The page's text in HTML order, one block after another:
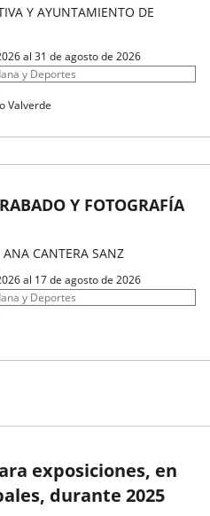
Y AYUNTAMIENTO DE
al 31 de agosto de 2026
y Deportes
Valverde
Y FOTOGRAFÍA
CANTERA SANZ
al 17 de agosto de 2026
y Deportes
exposiciones, en
durante 2025